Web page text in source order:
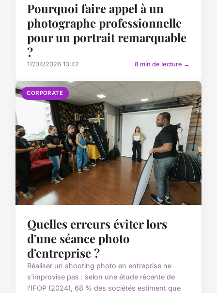
Pourquoi faire appel à un
photographe professionnelle
pour un portrait remarquable
?
17/04/2026 13:42 8 min de lecture →
CORPORATE
Quelles erreurs éviter lors
d'une séance photo
d'entreprise ?
Réaliser un shooting photo en entreprise ne
s'improvise pas : selon une étude récente de
l'IFOP (2024), 68 % des sociétés estiment que